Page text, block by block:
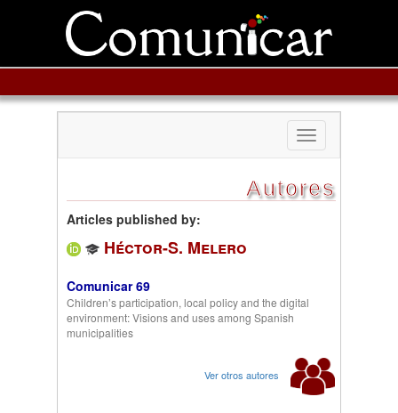
Toggle
navigation
Autores
Articles published by:
Héctor-S. Melero
Comunicar 69
Children’s participation, local policy and the digital
environment: Visions and uses among Spanish
municipalities
Ver otros autores